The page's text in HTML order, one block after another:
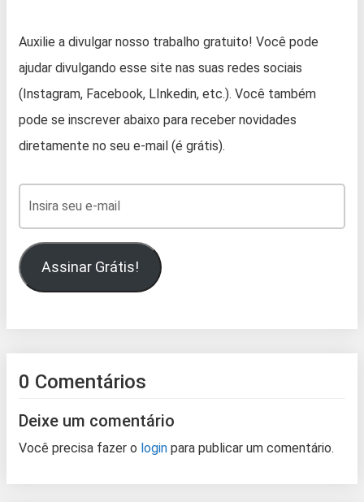
Auxilie a divulgar nosso trabalho gratuito! Você pode
ajudar divulgando esse site nas suas redes sociais
(Instagram, Facebook, LInkedin, etc.). Você também
pode se inscrever abaixo para receber novidades
diretamente no seu e-mail (é grátis).
Assinar Grátis!
0 Comentários
Deixe um comentário
Você precisa fazer o login para publicar um comentário.